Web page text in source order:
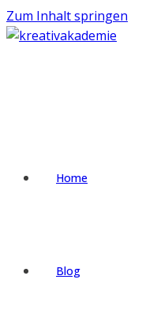
Zum Inhalt springen
Home
Blog